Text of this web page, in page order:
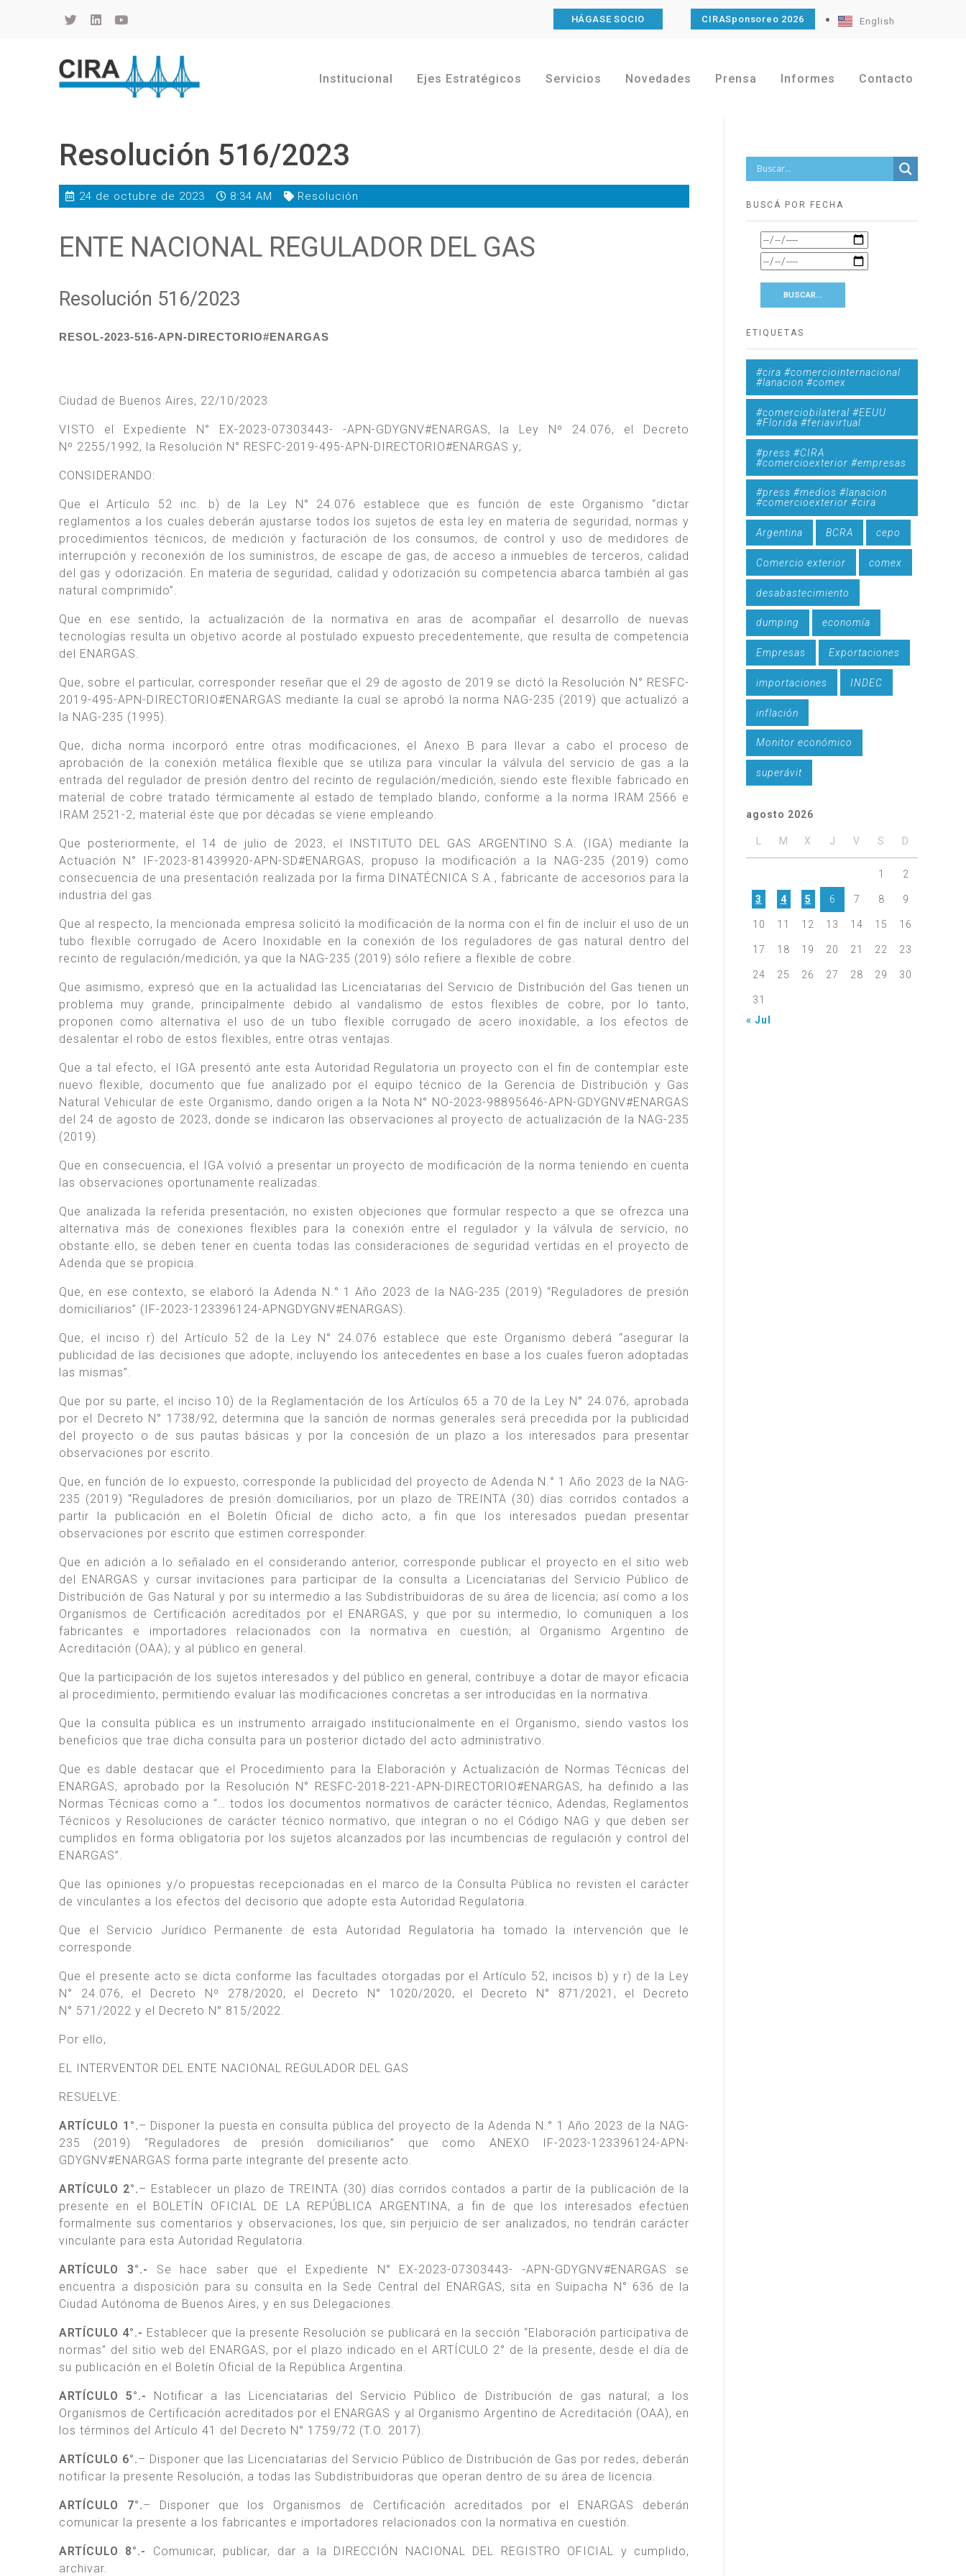
HÁGASE SOCIO CIRASponsoreo 2026 English
Institucional Ejes Estratégicos Servicios Novedades Prensa Informes Contacto
Resolución 516/2023
24 de octubre de 2023 8:34 AM Resolución
ENTE NACIONAL REGULADOR DEL GAS
Resolución 516/2023
RESOL-2023-516-APN-DIRECTORIO#ENARGAS
Ciudad de Buenos Aires, 22/10/2023
VISTO el Expediente N° EX-2023-07303443- -APN-GDYGNV#ENARGAS, la Ley Nº 24.076, el Decreto
Nº 2255/1992, la Resolución N° RESFC-2019-495-APN-DIRECTORIO#ENARGAS y;
CONSIDERANDO:
Que el Artículo 52 inc. b) de la Ley N° 24.076 establece que es función de este Organismo “dictar
reglamentos a los cuales deberán ajustarse todos los sujetos de esta ley en materia de seguridad, normas y
procedimientos técnicos, de medición y facturación de los consumos, de control y uso de medidores de
interrupción y reconexión de los suministros, de escape de gas, de acceso a inmuebles de terceros, calidad
del gas y odorización. En materia de seguridad, calidad y odorización su competencia abarca también al gas
natural comprimido”.
Que en ese sentido, la actualización de la normativa en aras de acompañar el desarrollo de nuevas
tecnologías resulta un objetivo acorde al postulado expuesto precedentemente, que resulta de competencia
del ENARGAS.
Que, sobre el particular, corresponder reseñar que el 29 de agosto de 2019 se dictó la Resolución N° RESFC-
2019-495-APN-DIRECTORIO#ENARGAS mediante la cual se aprobó la norma NAG-235 (2019) que actualizó a
la NAG-235 (1995).
Que, dicha norma incorporó entre otras modificaciones, el Anexo B para llevar a cabo el proceso de
aprobación de la conexión metálica flexible que se utiliza para vincular la válvula del servicio de gas a la
entrada del regulador de presión dentro del recinto de regulación/medición, siendo este flexible fabricado en
material de cobre tratado térmicamente al estado de templado blando, conforme a la norma IRAM 2566 e
IRAM 2521-2, material éste que por décadas se viene empleando.
Que posteriormente, el 14 de julio de 2023, el INSTITUTO DEL GAS ARGENTINO S.A. (IGA) mediante la
Actuación N° IF-2023-81439920-APN-SD#ENARGAS, propuso la modificación a la NAG-235 (2019) como
consecuencia de una presentación realizada por la firma DINATÉCNICA S.A., fabricante de accesorios para la
industria del gas.
Que al respecto, la mencionada empresa solicitó la modificación de la norma con el fin de incluir el uso de un
tubo flexible corrugado de Acero Inoxidable en la conexión de los reguladores de gas natural dentro del
recinto de regulación/medición, ya que la NAG-235 (2019) sólo refiere a flexible de cobre.
Que asimismo, expresó que en la actualidad las Licenciatarias del Servicio de Distribución del Gas tienen un
problema muy grande, principalmente debido al vandalismo de estos flexibles de cobre, por lo tanto,
proponen como alternativa el uso de un tubo flexible corrugado de acero inoxidable, a los efectos de
desalentar el robo de estos flexibles, entre otras ventajas.
Que a tal efecto, el IGA presentó ante esta Autoridad Regulatoria un proyecto con el fin de contemplar este
nuevo flexible, documento que fue analizado por el equipo técnico de la Gerencia de Distribución y Gas
Natural Vehicular de este Organismo, dando origen a la Nota N° NO-2023-98895646-APN-GDYGNV#ENARGAS
del 24 de agosto de 2023, donde se indicaron las observaciones al proyecto de actualización de la NAG-235
(2019).
Que en consecuencia, el IGA volvió a presentar un proyecto de modificación de la norma teniendo en cuenta
las observaciones oportunamente realizadas.
Que analizada la referida presentación, no existen objeciones que formular respecto a que se ofrezca una
alternativa más de conexiones flexibles para la conexión entre el regulador y la válvula de servicio, no
obstante ello, se deben tener en cuenta todas las consideraciones de seguridad vertidas en el proyecto de
Adenda que se propicia.
Que, en ese contexto, se elaboró la Adenda N.° 1 Año 2023 de la NAG-235 (2019) “Reguladores de presión
domiciliarios” (IF-2023-123396124-APNGDYGNV#ENARGAS).
Que, el inciso r) del Artículo 52 de la Ley N° 24.076 establece que este Organismo deberá “asegurar la
publicidad de las decisiones que adopte, incluyendo los antecedentes en base a los cuales fueron adoptadas
las mismas”.
Que por su parte, el inciso 10) de la Reglamentación de los Artículos 65 a 70 de la Ley N° 24.076, aprobada
por el Decreto N° 1738/92, determina que la sanción de normas generales será precedida por la publicidad
del proyecto o de sus pautas básicas y por la concesión de un plazo a los interesados para presentar
observaciones por escrito.
Que, en función de lo expuesto, corresponde la publicidad del proyecto de Adenda N.° 1 Año 2023 de la NAG-
235 (2019) “Reguladores de presión domiciliarios, por un plazo de TREINTA (30) días corridos contados a
partir la publicación en el Boletín Oficial de dicho acto, a fin que los interesados puedan presentar
observaciones por escrito que estimen corresponder.
Que en adición a lo señalado en el considerando anterior, corresponde publicar el proyecto en el sitio web
del ENARGAS y cursar invitaciones para participar de la consulta a Licenciatarias del Servicio Público de
Distribución de Gas Natural y por su intermedio a las Subdistribuidoras de su área de licencia; así como a los
Organismos de Certificación acreditados por el ENARGAS, y que por su intermedio, lo comuniquen a los
fabricantes e importadores relacionados con la normativa en cuestión; al Organismo Argentino de
Acreditación (OAA); y al público en general.
Que la participación de los sujetos interesados y del público en general, contribuye a dotar de mayor eficacia
al procedimiento, permitiendo evaluar las modificaciones concretas a ser introducidas en la normativa.
Que la consulta pública es un instrumento arraigado institucionalmente en el Organismo, siendo vastos los
beneficios que trae dicha consulta para un posterior dictado del acto administrativo.
Que es dable destacar que el Procedimiento para la Elaboración y Actualización de Normas Técnicas del
ENARGAS, aprobado por la Resolución N° RESFC-2018-221-APN-DIRECTORIO#ENARGAS, ha definido a las
Normas Técnicas como a “… todos los documentos normativos de carácter técnico, Adendas, Reglamentos
Técnicos y Resoluciones de carácter técnico normativo, que integran o no el Código NAG y que deben ser
cumplidos en forma obligatoria por los sujetos alcanzados por las incumbencias de regulación y control del
ENARGAS”.
Que las opiniones y/o propuestas recepcionadas en el marco de la Consulta Pública no revisten el carácter
de vinculantes a los efectos del decisorio que adopte esta Autoridad Regulatoria.
Que el Servicio Jurídico Permanente de esta Autoridad Regulatoria ha tomado la intervención que le
corresponde.
Que el presente acto se dicta conforme las facultades otorgadas por el Artículo 52, incisos b) y r) de la Ley
N° 24.076, el Decreto Nº 278/2020, el Decreto N° 1020/2020, el Decreto N° 871/2021, el Decreto
N° 571/2022 y el Decreto N° 815/2022.
Por ello,
EL INTERVENTOR DEL ENTE NACIONAL REGULADOR DEL GAS
RESUELVE:
ARTÍCULO 1°.– Disponer la puesta en consulta pública del proyecto de la Adenda N.° 1 Año 2023 de la NAG-
235 (2019) “Reguladores de presión domiciliarios” que como ANEXO IF-2023-123396124-APN-
GDYGNV#ENARGAS forma parte integrante del presente acto.
ARTÍCULO 2°.– Establecer un plazo de TREINTA (30) días corridos contados a partir de la publicación de la
presente en el BOLETÍN OFICIAL DE LA REPÚBLICA ARGENTINA, a fin de que los interesados efectúen
formalmente sus comentarios y observaciones, los que, sin perjuicio de ser analizados, no tendrán carácter
vinculante para esta Autoridad Regulatoria.
ARTÍCULO 3°.- Se hace saber que el Expediente N° EX-2023-07303443- -APN-GDYGNV#ENARGAS se
encuentra a disposición para su consulta en la Sede Central del ENARGAS, sita en Suipacha N° 636 de la
Ciudad Autónoma de Buenos Aires, y en sus Delegaciones.
ARTÍCULO 4°.- Establecer que la presente Resolución se publicará en la sección “Elaboración participativa de
normas” del sitio web del ENARGAS, por el plazo indicado en el ARTÍCULO 2° de la presente, desde el día de
su publicación en el Boletín Oficial de la República Argentina.
ARTÍCULO 5°.-
Notificar a las Licenciatarias del Servicio Público de Distribución de gas natural; a los
Organismos de Certificación acreditados por el ENARGAS y al Organismo Argentino de Acreditación (OAA), en
los términos del Artículo 41 del Decreto N° 1759/72 (T.O. 2017).
ARTÍCULO 6°.– Disponer que las Licenciatarias del Servicio Público de Distribución de Gas por redes, deberán
notificar la presente Resolución, a todas las Subdistribuidoras que operan dentro de su área de licencia.
ARTÍCULO 7°.– Disponer que los Organismos de Certificación acreditados por el ENARGAS deberán
comunicar la presente a los fabricantes e importadores relacionados con la normativa en cuestión.
ARTÍCULO 8°.-
Comunicar, publicar, dar a la DIRECCIÓN NACIONAL DEL REGISTRO OFICIAL y cumplido,
archivar.
BUSCÁ POR FECHA
ETIQUETAS
#cira #comerciointernacional
#lanacion #comex
#comerciobilateral #EEUU
#Florida #feriavirtual
#press #CIRA
#comercioexterior #empresas
#press #medios #lanacion
#comercioexterior #cira
Argentina BCRA cepo
Comercio exterior comex
desabastecimiento
dumping economía
Empresas Exportaciones
importaciones INDEC
inflación
Monitor económico
superávit
agosto 2026
M X J V S D
1 2
3 4 5 6 7 8 9
10 11 12 13 14 15 16
17 18 19 20 21 22 23
24 25 26 27 28 29 30
31
« Jul